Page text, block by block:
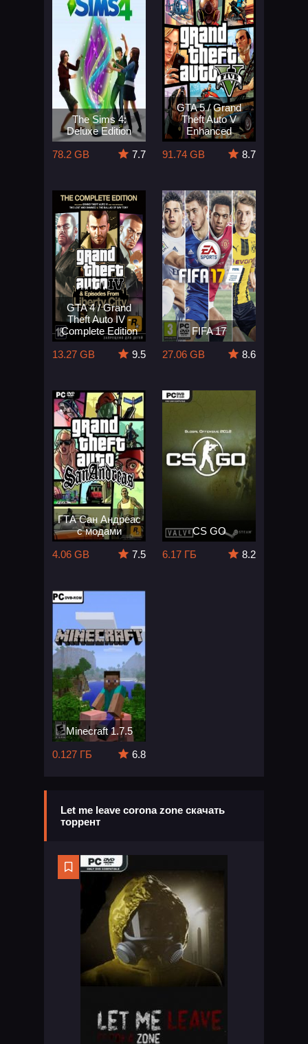
The Sims 4:
Deluxe Edition
78.2 GB
7.7
GTA 5 / Grand
Theft Auto V
Enhanced
91.74 GB
8.7
GTA 4 / Grand
Theft Auto IV -
Complete Edition
13.27 GB
9.5
FIFA 17
27.06 GB
8.6
ГТА Сан Андреас
с модами
4.06 GB
7.5
CS GO
6.17 ГБ
8.2
Minecraft 1.7.5
0.127 ГБ
6.8
Let me leave corona zone скачать
торрент